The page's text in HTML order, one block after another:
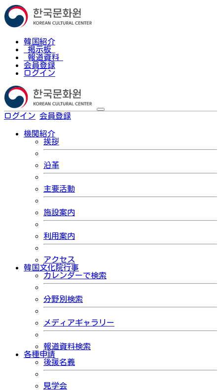
韓国紹介
掲示板
報道資料
会員登録
ログイン
ログイン 会員登録
機関紹介
挨拶
沿革
主要活動
施設案内
利用案内
アクセス
韓国文化院行事
カレンダーで検索
分野別検索
メディアギャラリー
報道資料検索
各種申請
後援名義
見学会